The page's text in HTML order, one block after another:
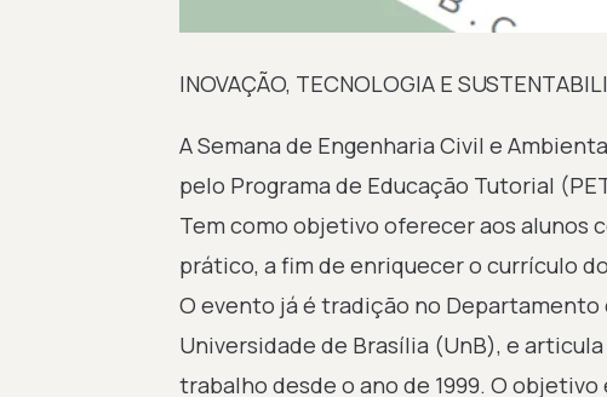
INOVAÇÃO, TECNOLOGIA E
A Semana de Engenharia Civil e
pelo Programa de Educação Tutorial
Tem como objetivo oferecer aos alunos
prático, a fim de enriquecer o currículo
O evento já é tradição no Departamento
Universidade de Brasília (UnB), e
trabalho desde o ano de 1999. O